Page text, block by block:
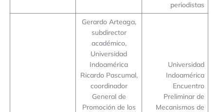
periodistas
Gerardo Arteaga,
subdirector
académico,
Universidad
Indoamérica
Ricardo Pascumal,
coordinador
General de
Promoción de los
Universidad
Indoamérica
Encuentro
Preliminar de
Mecanismos de